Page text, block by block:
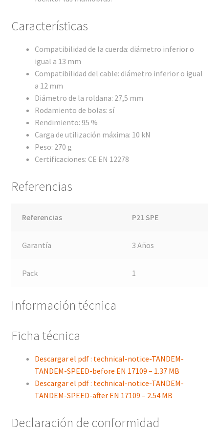
Características
Compatibilidad de la cuerda: diámetro inferior o
igual a 13 mm
Compatibilidad del cable: diámetro inferior o igual
a 12 mm
Diámetro de la roldana: 27,5 mm
Rodamiento de bolas: sí
Rendimiento: 95 %
Carga de utilización máxima: 10 kN
Peso: 270 g
Certificaciones: CE EN 12278
Referencias
Referencias P21 SPE
Garantía 3 Años
Pack 1
Información técnica
Ficha técnica
Descargar el pdf : technical-notice-TANDEM-
TANDEM-SPEED-before EN 17109 – 1.37 MB
Descargar el pdf : technical-notice-TANDEM-
TANDEM-SPEED-after EN 17109 – 2.54 MB
Declaración de conformidad